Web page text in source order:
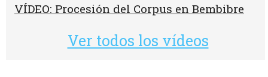
VÍDEO: Procesión del Corpus en Bembibre
Ver todos los vídeos